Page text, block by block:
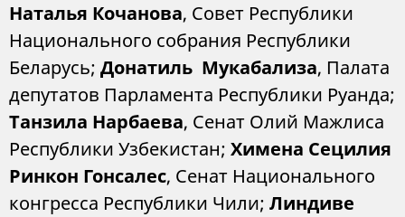
Наталья Кочанова, Совет Республики
Национального собрания Республики
Беларусь; Донатиль Мукабализа, Палата
депутатов Парламента Республики Руанда;
Танзила Нарбаева, Сенат Олий Мажлиса
Республики Узбекистан; Химена Сецилия
Ринкон Гонсалес, Сенат Национального
конгресса Республики Чили; Линдиве